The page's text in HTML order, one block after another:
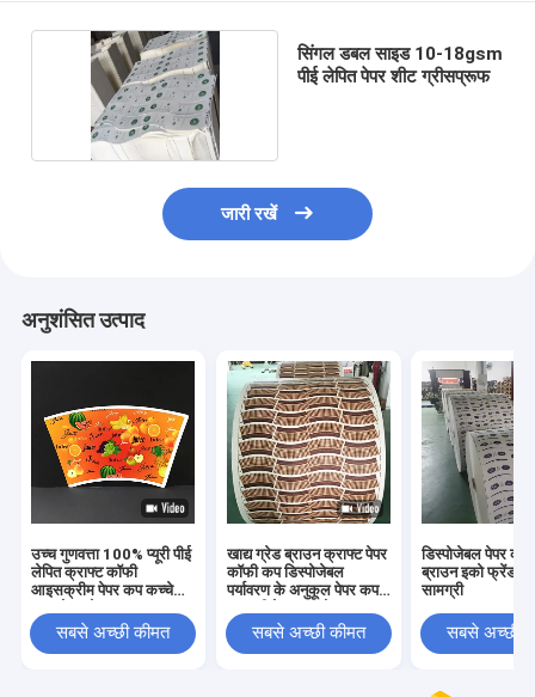
सिंगल डबल साइड 10-18gsm
पीई लेपित पेपर शीट ग्रीसप्रूफ
जारी रखें
अनुशंसित उत्पाद
उच्च गुणवत्ता 100% प्यूरी पीई
लेपित क्राफ्ट कॉफी
आइसक्रीम पेपर कप कच्चे
सबसे अच्छी कीमत
खाद्य ग्रेड ब्राउन क्राफ्ट पेपर
कॉफी कप डिस्पोजेबल
पर्यावरण के अनुकूल पेपर कप
सबसे अच्छी कीमत
डिस्पोजेबल पेपर कप
ब्राउन इको फ्रेंडली
सामग्री
सबसे अच्छी